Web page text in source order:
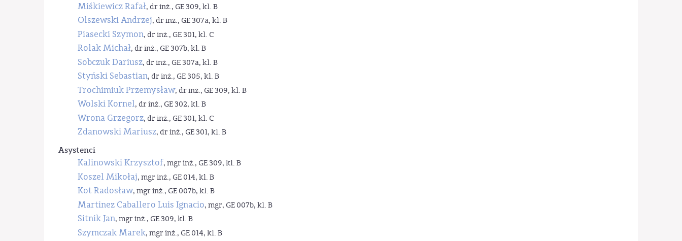
Miśkiewicz Rafał, dr inż., GE 309, kl. B
Olszewski Andrzej, dr inż., GE 307a, kl. B
Piasecki Szymon, dr inż., GE 301, kl. C
Rolak Michał, dr inż., GE 307b, kl. B
Sobczuk Dariusz, dr inż., GE 307a, kl. B
Styński Sebastian, dr inż., GE 305, kl. B
Trochimiuk Przemysław, dr inż., GE 309, kl. B
Wolski Kornel, dr inż., GE 302, kl. B
Wrona Grzegorz, dr inż., GE 301, kl. C
Zdanowski Mariusz, dr inż., GE 301, kl. B
Asystenci
Kalinowski Krzysztof, mgr inż., GE 309, kl. B
Koszel Mikołaj, mgr inż., GE 014, kl. B
Kot Radosław, mgr inż., GE 007b, kl. B
Martinez Caballero Luis Ignacio, mgr, GE 007b, kl. B
Sitnik Jan, mgr inż., GE 309, kl. B
Szymczak Marek, mgr inż., GE 014, kl. B